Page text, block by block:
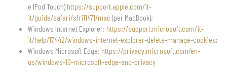
e IPod Touch)https://support.apple.com/it-
it/guide/safari/sfri11471/mac (per MacBook);
Windows Internet Explorer: https://support.microsoft.com/it-
it/help/17442/windows-internet-explorer-delete-manage-cookies;
Windows Microsoft Edge: https://privacy.microsoft.com/en-
us/windows-10-microsoft-edge-and-privacy